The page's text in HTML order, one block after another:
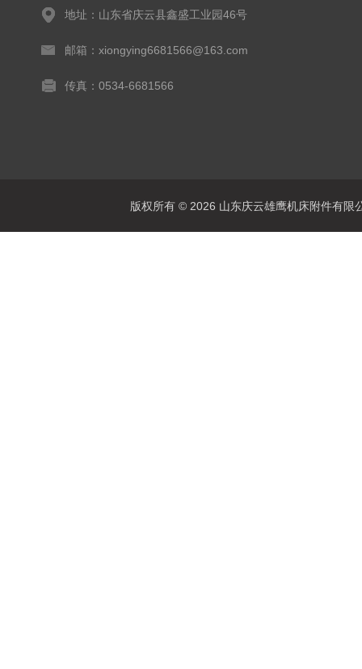
地址：山东省庆云县鑫盛工业园46号
邮箱：xiongying6681566@163.com
传真：0534-6681566
版权所有 © 2026 山东庆云雄鹰机床附件有